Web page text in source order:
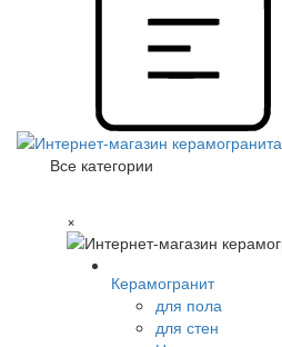
Все категории
×
Керамогранит
для пола
для стен